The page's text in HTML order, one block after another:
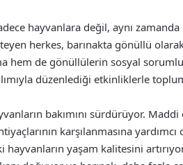
hayvanlara değil, aynı zamanda
herkes, barınakta gönüllü
hem de gönüllülerin sosyal
düzenlediği etkinliklerle
bakımını sürdürüyor.
karşılanmasına
hayvanların yaşam kalitesini